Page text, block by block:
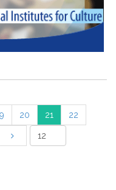
20 21 22